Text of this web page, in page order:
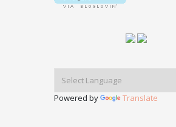
Powered by Translate